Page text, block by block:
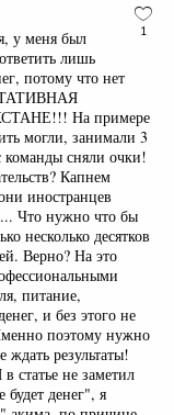
1
у меня был
лишь
потому что нет
На примере
могли, занимали 3
сняли очки!
Капнем
иностранцев
Что нужно что бы
несколько десятков
Верно? На это
питание,
и без этого не
поэтому нужно
результаты!
статье не заметил
будет денег", я